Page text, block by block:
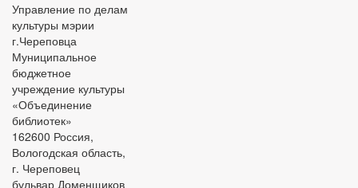
Управление по делам
культуры мэрии
г.Череповца
Муниципальное
бюджетное
учреждение культуры
«Объединение
библиотек»
162600 Россия,
Вологодская область,
г. Череповец
бульвар Доменщиков